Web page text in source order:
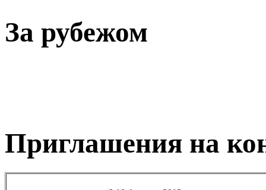
За рубежом
Приглашения на